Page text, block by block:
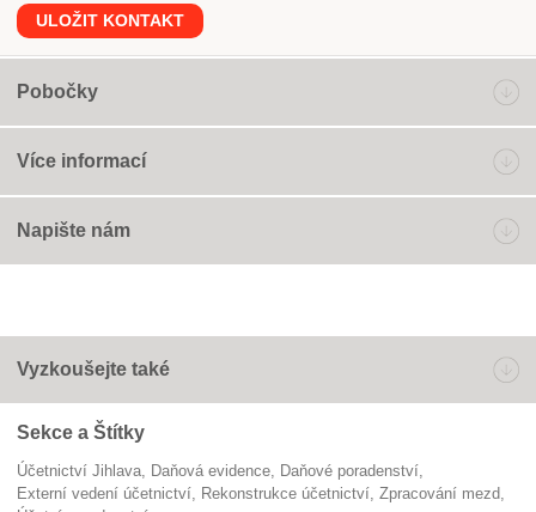
ULOŽIT KONTAKT
Pobočky
Více informací
Napište nám
Vyzkoušejte také
Sekce a Štítky
Účetnictví Jihlava daňová evidence
daňové poradenství
externí vedení účetnictví
rekonstrukce účetnictví
Zpracování mezd